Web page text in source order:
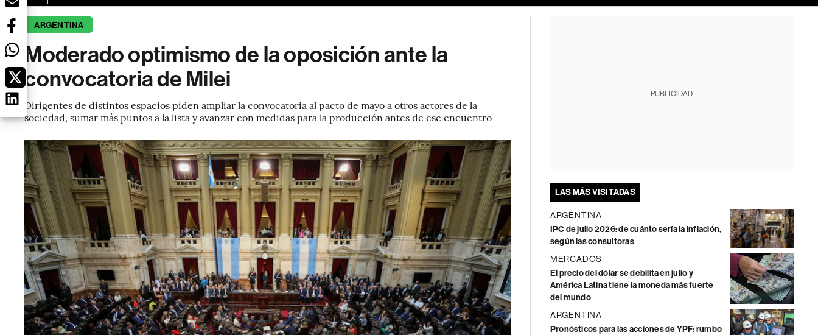
ARGENTINA
Moderado optimismo de la oposición ante la
convocatoria de Milei
Dirigentes de distintos espacios piden ampliar la convocatoria al pacto de mayo a otros actores de la
sociedad, sumar más puntos a la lista y avanzar con medidas para la producción antes de ese encuentro
PUBLICIDAD
LAS MÁS VISITADAS
ARGENTINA
IPC de julio 2026: de cuánto sería la inflación,
según las consultoras
MERCADOS
El precio del dólar se debilita en julio y
América Latina tiene la moneda más fuerte
del mundo
ARGENTINA
Pronósticos para las acciones de YPF: rumbo